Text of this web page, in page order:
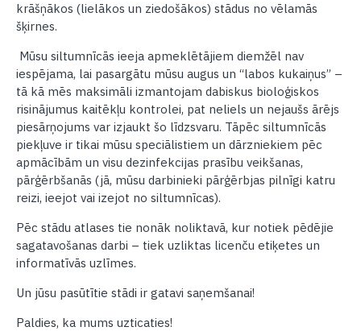
krāšņākos (lielākos un ziedošākos) stādus no vēlamās
šķirnes.
Mūsu siltumnīcās ieeja apmeklētājiem diemžēl nav
iespējama, lai pasargātu mūsu augus un “labos kukaiņus” –
tā kā mēs maksimāli izmantojam dabiskus bioloģiskos
risinājumus kaitēkļu kontrolei, pat neliels un nejaušs ārējs
piesārņojums var izjaukt šo līdzsvaru. Tāpēc siltumnīcās
piekļuve ir tikai mūsu speciālistiem un dārzniekiem pēc
apmācībām un visu dezinfekcijas prasību veikšanas,
pārģērbšanās (jā, mūsu darbinieki pārģērbjas pilnīgi katru
reizi, ieejot vai izejot no siltumnīcas).
Pēc stādu atlases tie nonāk noliktavā, kur notiek pēdējie
sagatavošanas darbi – tiek uzliktas licenču etiķetes un
informatīvās uzlīmes.
Un jūsu pasūtītie stādi ir gatavi saņemšanai!
Paldies, ka mums uzticaties!